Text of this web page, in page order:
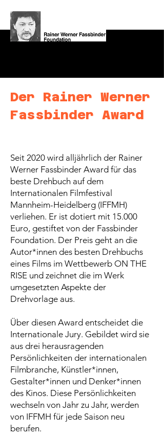
Der Rainer Werner
Fassbinder Award
Seit 2020 wird alljährlich der Rainer
Werner Fassbinder Award für das
beste Drehbuch auf dem
Internationalen Filmfestival
Mannheim-Heidelberg (IFFMH)
verliehen. Er ist dotiert mit 15.000
Euro, gestiftet von der Fassbinder
Foundation. Der Preis geht an die
Autor*innen des besten Drehbuchs
eines Films im Wettbewerb ON THE
RISE und zeichnet die im Werk
umgesetzten Aspekte der
Drehvorlage aus.
Über diesen Award entscheidet die
Internationale Jury. Gebildet wird sie
aus drei herausragenden
Persönlichkeiten der internationalen
Filmbranche, Künstler*innen,
Gestalter*innen und Denker*innen
des Kinos. Diese Persönlichkeiten
wechseln von Jahr zu Jahr, werden
von IFFMH für jede Saison neu
berufen.